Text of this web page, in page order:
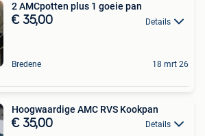
2 AMCpotten plus 1 goeie pan
€ 35,00 Details
Bredene 18 mrt 26
Hoogwaardige AMC RVS Kookpan
€ 35,00 Details